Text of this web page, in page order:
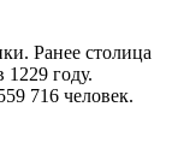
Ранее столица
1229 году.
716 человек.